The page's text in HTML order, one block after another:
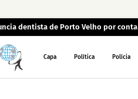
dentista de Porto Velho por
Capa Política Polícia